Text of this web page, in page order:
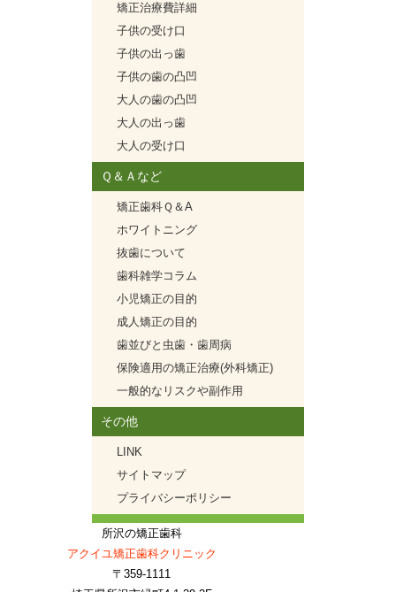
矯正治療費詳細
子供の受け口
子供の出っ歯
子供の歯の凸凹
大人の歯の凸凹
大人の出っ歯
大人の受け口
Ｑ＆Ａなど
矯正歯科Ｑ＆A
ホワイトニング
抜歯について
歯科雑学コラム
小児矯正の目的
成人矯正の目的
歯並びと虫歯・歯周病
保険適用の矯正治療(外科矯正)
一般的なリスクや副作用
その他
LINK
サイトマップ
プライバシーポリシー
所沢の矯正歯科
アクイユ矯正歯科クリニック
〒359-1111